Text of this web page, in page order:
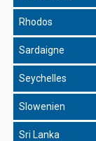
Rhodos
Sardaigne
Seychelles
Slowenien
Sri Lanka